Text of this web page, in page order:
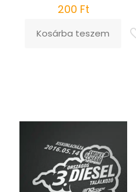
200 Ft
Kosárba teszem